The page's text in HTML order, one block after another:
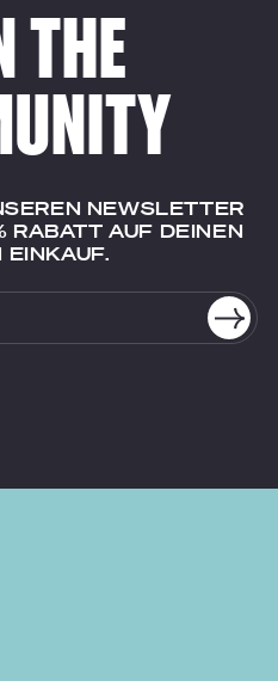
THE
NEWSLETTER
RABATT AUF DEINEN
EINKAUF.